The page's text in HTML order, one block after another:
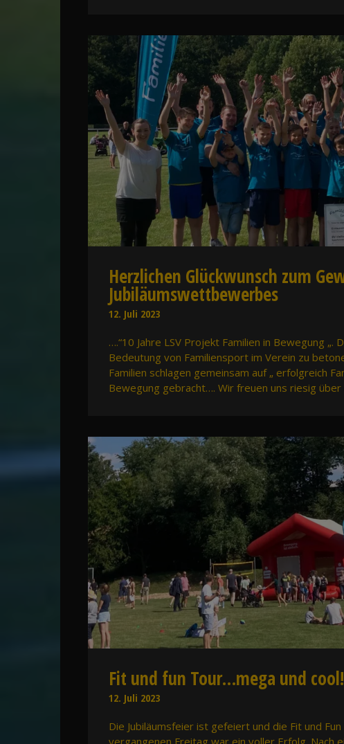
Herzlichen Glückwunsch zum
Jubiläumswettbewerbes
12. Juli 2023
….“10 Jahre LSV Projekt Familien in Bewegung
Bedeutung von Familiensport im Verein zu
Familien schlagen gemeinsam auf „ erfolgreich
Bewegung gebracht…. Wir freuen uns riesig über
Fit und fun Tour…mega und cool!
12. Juli 2023
Die Jubiläumsfeier ist gefeiert und die Fit und